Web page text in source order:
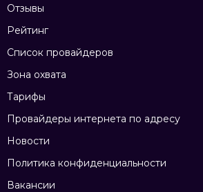
Отзывы
Рейтинг
Список провайдеров
Зона охвата
Тарифы
Провайдеры интернета по адресу
Новости
Политика конфиденциальности
Вакансии